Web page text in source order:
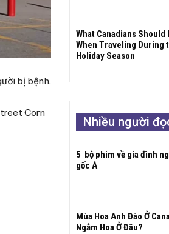
bị bệnh.
Corn
What Canadians Should
When Traveling During
Holiday Season
Nhiều người
5 bộ phim về gia đình
gốc Á
Mùa Hoa Anh Đào Ở
Ngắm Hoa Ở Đâu?